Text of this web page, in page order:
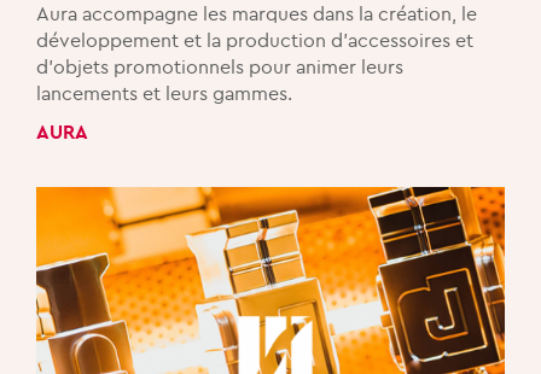
Aura accompagne les marques dans la création, le
développement et la production d’accessoires et
d’objets promotionnels pour animer leurs
lancements et leurs gammes.
AURA